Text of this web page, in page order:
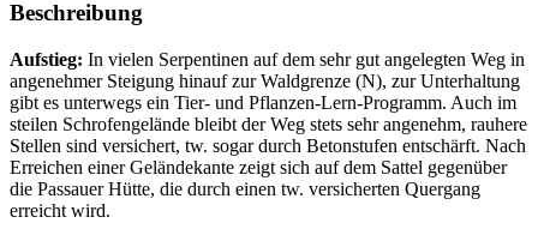
Beschreibung
Aufstieg: In vielen Serpentinen auf dem sehr gut angelegten Weg in
angenehmer Steigung hinauf zur Waldgrenze (N), zur Unterhaltung
gibt es unterwegs ein Tier- und Pflanzen-Lern-Programm. Auch im
steilen Schrofengelände bleibt der Weg stets sehr angenehm, rauhere
Stellen sind versichert, tw. sogar durch Betonstufen entschärft. Nach
Erreichen einer Geländekante zeigt sich auf dem Sattel gegenüber
die Passauer Hütte, die durch einen tw. versicherten Quergang
erreicht wird.